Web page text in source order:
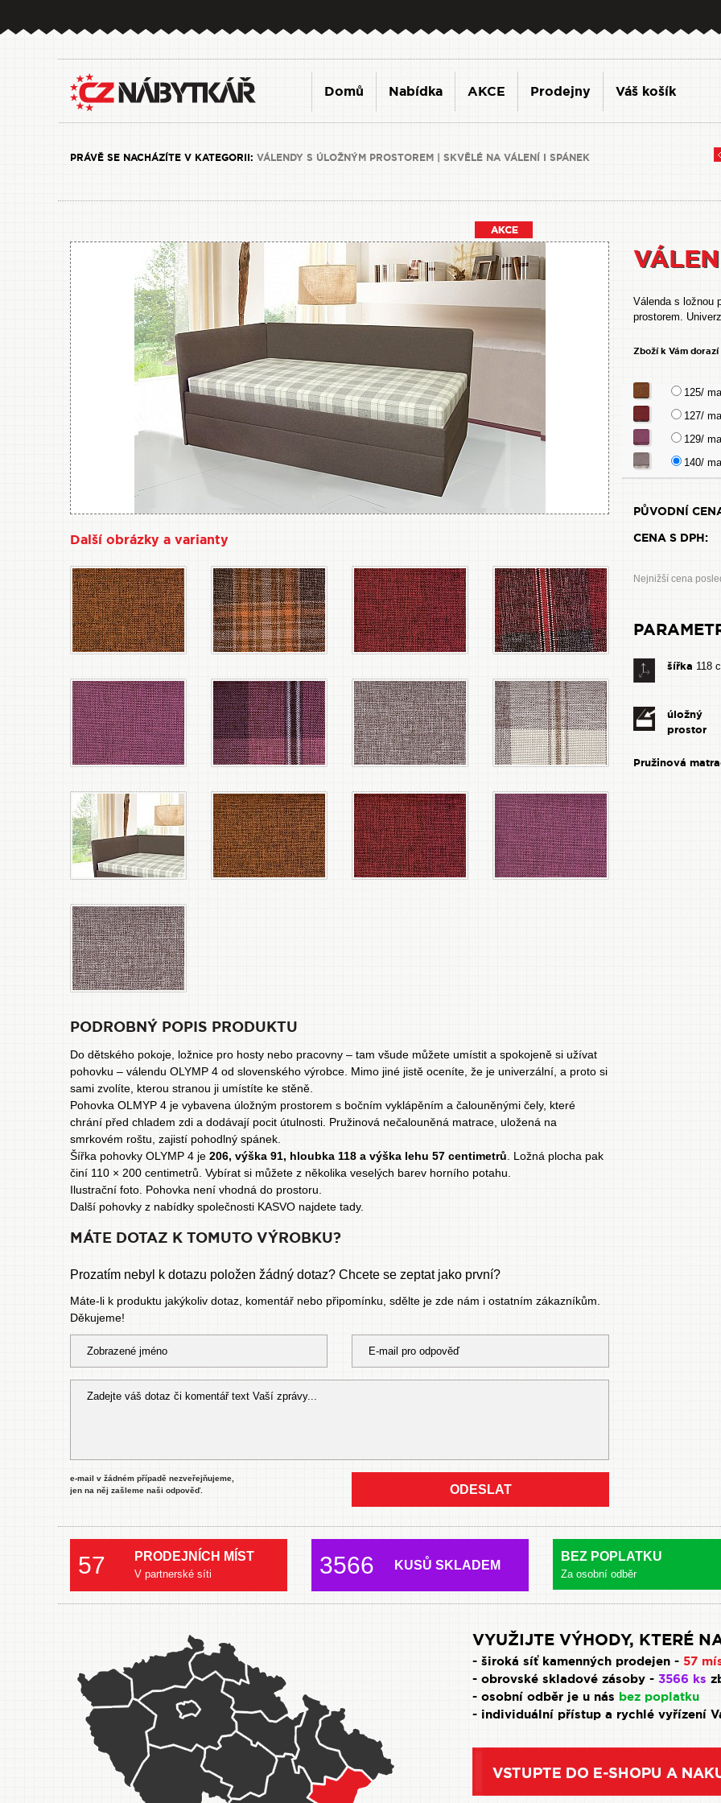
Domů Nabídka AKCE Prodejny Váš košík
PRÁVĚ SE NACHÁZÍTE V KATEGORII: VÁLENDY S ÚLOŽNÝM PROSTOREM | SKVĚLÉ NA VÁLENÍ I SPÁNEK
Válenda s ložnou
prostorem.
Zboží k Vám
125/
127/
129/
140/
PŮVODNÍ
CENA S DPH:
Nejnižší cena
šířka 118
úložný
prostor
Pružinová
Další obrázky a varianty
PODROBNÝ POPIS PRODUKTU
Do dětského pokoje, ložnice pro hosty nebo pracovny – tam všude můžete umístit a spokojeně si užívat
pohovku – válendu OLYMP 4 od slovenského výrobce. Mimo jiné jistě oceníte, že je univerzální, a proto si
sami zvolíte, kterou stranou ji umístíte ke stěně.
Pohovka OLMYP 4 je vybavena úložným prostorem s bočním vyklápěním a čalouněnými čely, které
chrání před chladem zdi a dodávají pocit útulnosti. Pružinová nečalouněná matrace, uložená na
smrkovém roštu, zajistí pohodlný spánek.
Šířka pohovky OLYMP 4 je 206, výška 91, hloubka 118 a výška lehu 57 centimetrů . Ložná plocha pak
činí 110 × 200 centimetrů. Vybírat si můžete z několika veselých barev horního potahu.
Ilustrační foto. Pohovka není vhodná do prostoru.
Další pohovky z nabídky společnosti KASVO najdete tady.
MÁTE DOTAZ K TOMUTO VÝROBKU?
Prozatím nebyl k dotazu položen žádný dotaz? Chcete se zeptat jako první?
Máte-li k produktu jakýkoliv dotaz, komentář nebo připomínku, sdělte je zde nám i ostatním zákazníkům.
Děkujeme!
e-mail v žádném případě nezveřejňujeme,
jen na něj zašleme naši odpověď.
ODESLAT
57 PRODEJNÍCH MÍST
V partnerské síti 3566 KUSŮ SKLADEM
BEZ POPLATKU
Za osobní odběr
VYUŽIJTE VÝHODY, KTERÉ
- široká síť kamenných prodejen - 57
- obrovské skladové zásoby - 3566 ks
- osobní odběr je u nás bez poplatku
- individuální přístup a rychlé vyřízení